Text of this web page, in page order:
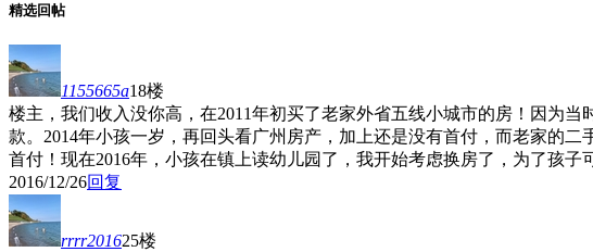
精选回帖
1155665a18楼
楼主，我们收入没你高，在2011年初买了老家外省五线小城市的房！因为
款。2014年小孩一岁，再回头看广州房产，加上还是没有首付，而老家的
首付！现在2016年，小孩在镇上读幼儿园了，我开始考虑换房了，为了孩
2016/12/26回复
rrrr201625楼